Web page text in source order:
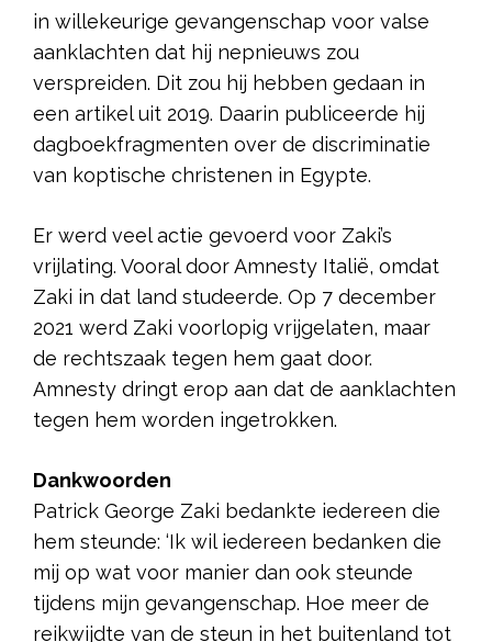
in willekeurige gevangenschap voor valse
aanklachten dat hij nepnieuws zou
verspreiden. Dit zou hij hebben gedaan in
een artikel uit 2019. Daarin publiceerde hij
dagboekfragmenten over de discriminatie
van koptische christenen in Egypte.
Er werd veel actie gevoerd voor Zaki’s
vrijlating. Vooral door Amnesty Italië, omdat
Zaki in dat land studeerde. Op 7 december
2021 werd Zaki voorlopig vrijgelaten, maar
de rechtszaak tegen hem gaat door.
Amnesty dringt erop aan dat de aanklachten
tegen hem worden ingetrokken.
Dankwoorden
Patrick George Zaki bedankte iedereen die
hem steunde: ‘Ik wil iedereen bedanken die
mij op wat voor manier dan ook steunde
tijdens mijn gevangenschap. Hoe meer de
reikwijdte van de steun in het buitenland tot